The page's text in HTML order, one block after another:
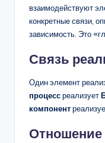
взаимодействуют
конкретные связи,
зависимость. Это
Связь
Один элемент
процессреализует
компонент
Отношение